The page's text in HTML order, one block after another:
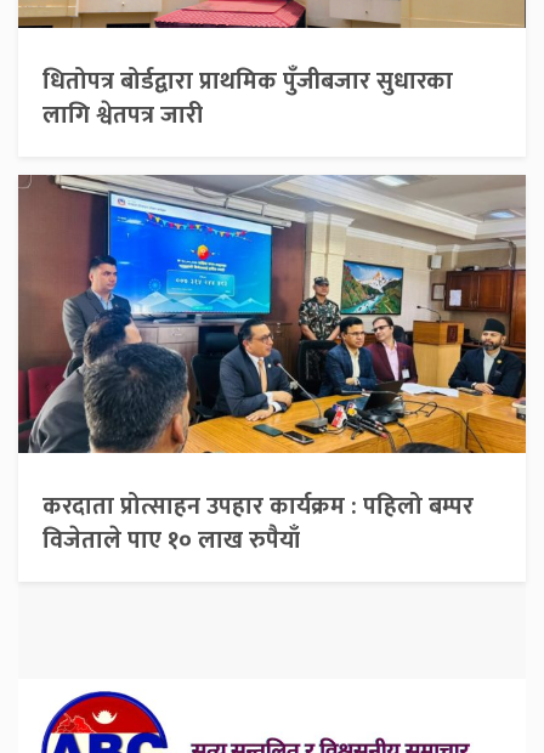
धितोपत्र बोर्डद्वारा प्राथमिक पुँजीबजार सुधारका
लागि श्वेतपत्र जारी
करदाता प्रोत्साहन उपहार कार्यक्रम : पहिलो बम्पर
विजेताले पाए १० लाख रुपैयाँ